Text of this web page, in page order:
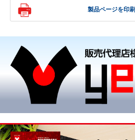
製品ページを印刷